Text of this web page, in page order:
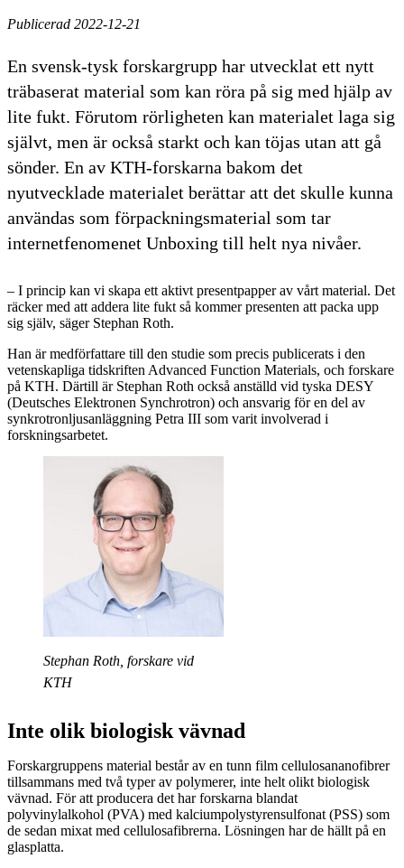
Publicerad 2022-12-21
En svensk-tysk forskargrupp har utvecklat ett nytt
träbaserat material som kan röra på sig med hjälp av
lite fukt. Förutom rörligheten kan materialet laga sig
självt, men är också starkt och kan töjas utan att gå
sönder. En av KTH-forskarna bakom det
nyutvecklade materialet berättar att det skulle kunna
användas som förpackningsmaterial som tar
internetfenomenet Unboxing till helt nya nivåer.
– I princip kan vi skapa ett aktivt presentpapper av vårt material. Det
räcker med att addera lite fukt så kommer presenten att packa upp
sig själv, säger Stephan Roth.
Han är medförfattare till den studie som precis publicerats i den
vetenskapliga tidskriften Advanced Function Materials, och forskare
på KTH. Därtill är Stephan Roth också anställd vid tyska DESY
(Deutsches Elektronen Synchrotron) och ansvarig för en del av
synkrotronljusanläggning Petra III som varit involverad i
forskningsarbetet.
Stephan Roth, forskare vid
KTH
Inte olik biologisk vävnad
Forskargruppens material består av en tunn film cellulosananofibrer
tillsammans med två typer av polymerer, inte helt olikt biologisk
vävnad. För att producera det har forskarna blandat
polyvinylalkohol (PVA) med kalciumpolystyrensulfonat (PSS) som
de sedan mixat med cellulosafibrerna. Lösningen har de hällt på en
glasplatta.